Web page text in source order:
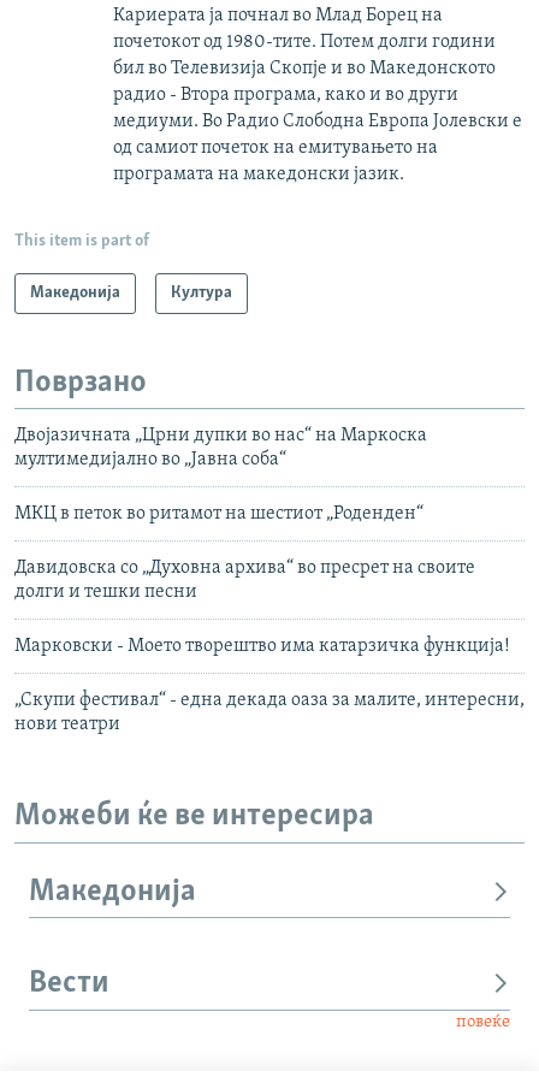
Кариерата ја почнал во Млад Борец на
почетокот од 1980-тите. Потем долги години
бил во Телевизија Скопје и во Македонското
радио - Втора програма, како и во други
медиуми. Во Радио Слободна Европа Јолевски е
од самиот почеток на емитувањето на
програмата на македонски јазик.
This item is part of
Македонија Култура
Поврзано
Двојазичната „Црни дупки во нас“ на Маркоска
мултимедијално во „Јавна соба“
МКЦ в петок во ритамот на шестиот „Роденден“
Давидовска со „Духовна архива“ во пресрет на своите
долги и тешки песни
Марковски - Моето творештво има катарзичка функција!
„Скупи фестивал“ - една декада оаза за малите, интересни,
нови театри
Можеби ќе ве интересира
Македонија
Вести
повеќе